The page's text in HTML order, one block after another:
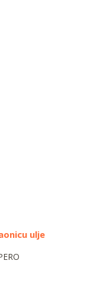
ulje